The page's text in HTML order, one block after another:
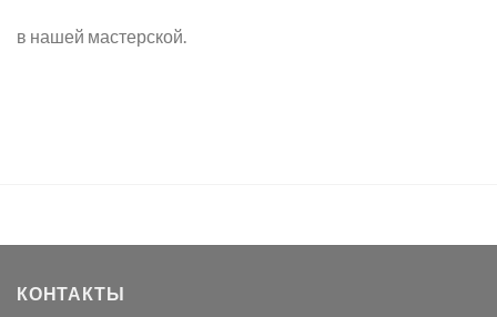
в нашей мастерской.
КОНТАКТЫ